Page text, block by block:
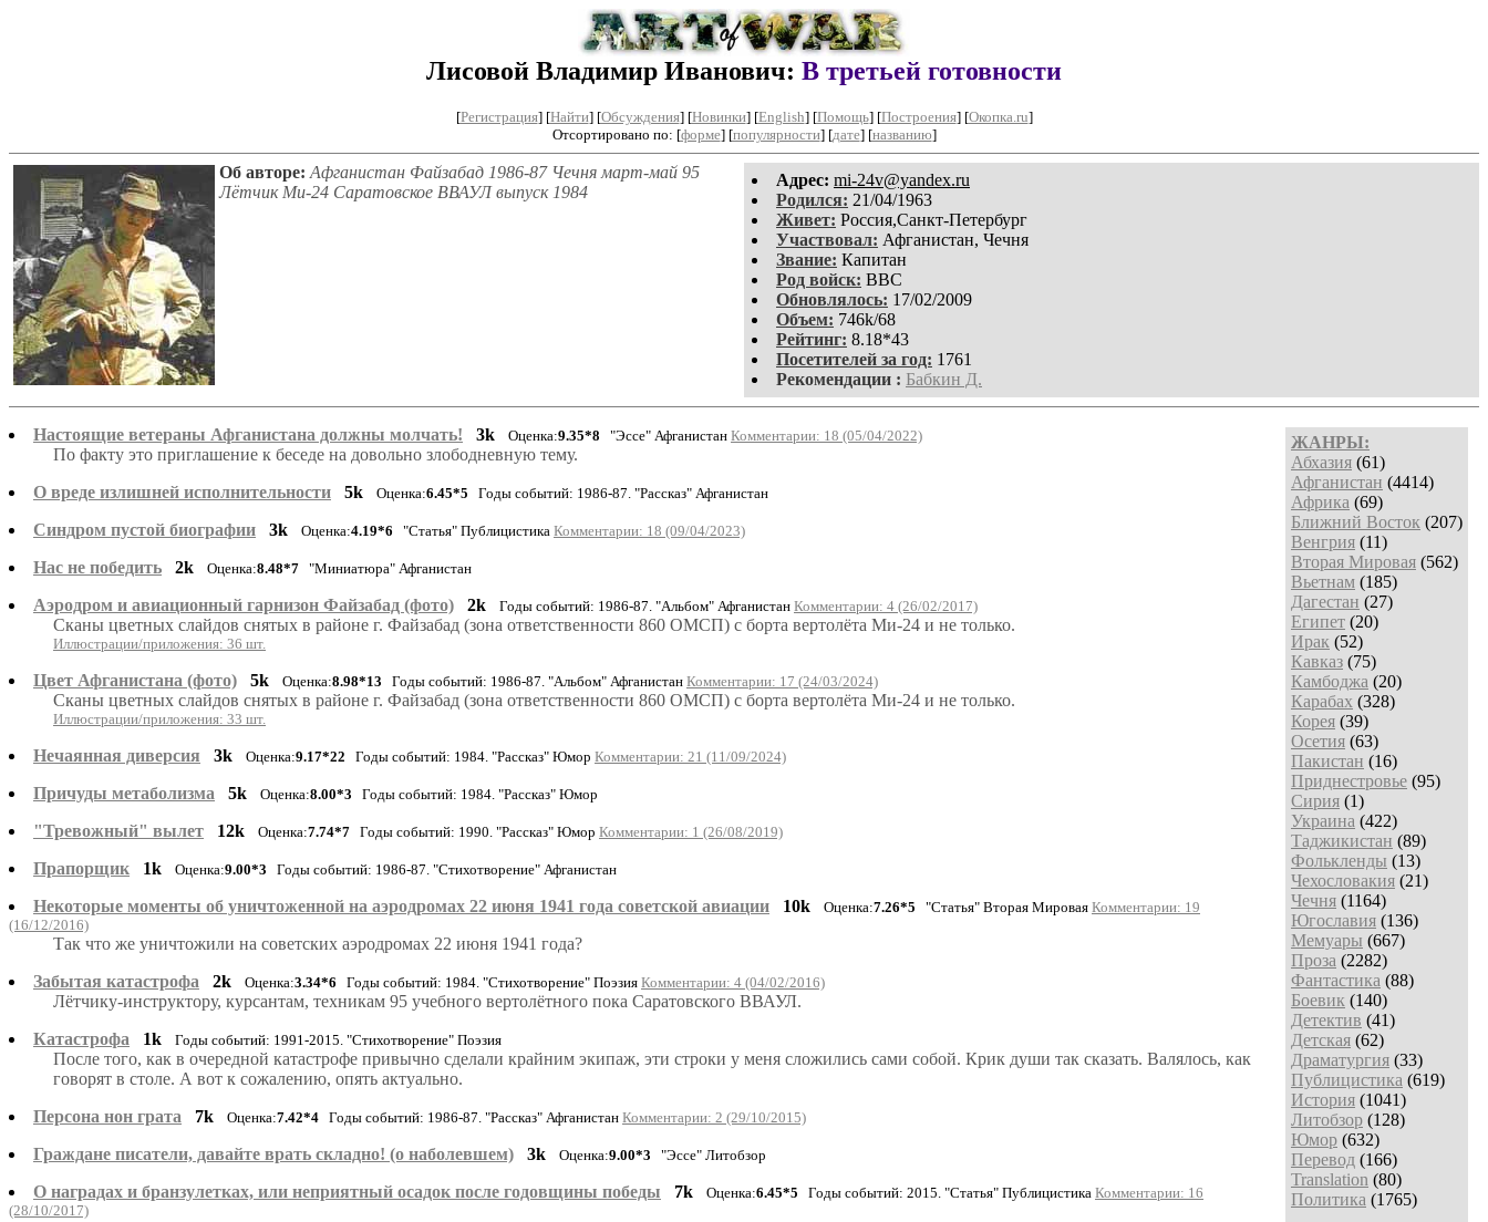
Лисовой Владимир Иванович: В третьей готовности
[Регистрация] [Найти] [Обсуждения] [Новинки] [English] [Помощь] [Построения] [Окопка.ru]
Отсортировано по: [форме] [популярности] [дате] [названию]
Aдpeс: mi-24v@yandex.ru
Родился: 21/04/1963
Живет: Россия,Санкт-Петербург
Участвовал: Афганистан, Чечня
Звание: Капитан
Род войск: ВВС
Обновлялось: 17/02/2009
Объем: 746k/68
Рейтинг: 8.18*43
Посетителей за год: 1761
Рекомендации : Бабкин Д.
Об авторе: Афганистан Файзабад 1986-87 Чечня март-май 95
Лётчик Ми-24 Саратовское ВВАУЛ выпуск 1984
ЖАНРЫ:
Абхазия (61)
Афганистан (4414)
Африка (69)
Ближний Восток (207)
Венгрия (11)
Вторая Мировая (562)
Вьетнам (185)
Дагестан (27)
Египет (20)
Ирак (52)
Кавказ (75)
Камбоджа (20)
Карабах (328)
Корея (39)
Осетия (63)
Пакистан (16)
Приднестровье (95)
Сирия (1)
Украина (422)
Таджикистан (89)
Фолькленды (13)
Чехословакия (21)
Чечня (1164)
Югославия (136)
Мемуары (667)
Проза (2282)
Фантастика (88)
Боевик (140)
Детектив (41)
Детская (62)
Драматургия (33)
Публицистика (619)
История (1041)
Литобзор (128)
Юмор (632)
Перевод (166)
Translation (80)
Политика (1765)
Настоящие ветераны Афганистана должны молчать! 3k Оценка:9.35*8 "Эссе" Афганистан Комментарии: 18 (05/04/2022)
По факту это приглашение к беседе на довольно злободневную тему.
О вреде излишней исполнительности
5k Оценка:6.45*5 Годы событий: 1986-87. "Рассказ" Афганистан
Синдром пустой биографии 3k Оценка:4.19*6 "Статья" Публицистика Комментарии: 18 (09/04/2023)
Нас не победить 2k Оценка:8.48*7 "Миниатюра" Афганистан
Аэродром и авиационный гарнизон Файзабад (фото) 2k Годы событий: 1986-87. "Альбом" Афганистан Комментарии: 4 (26/02/2017)
Сканы цветных слайдов снятых в районе г. Файзабад (зона ответственности 860 ОМСП) с борта вертолёта Ми-24 и не только.
Иллюстрации/приложения: 36 шт.
Цвет Афганистана (фото) 5k Оценка:8.98*13 Годы событий: 1986-87. "Альбом" Афганистан Комментарии: 17 (24/03/2024)
Сканы цветных слайдов снятых в районе г. Файзабад (зона ответственности 860 ОМСП) с борта вертолёта Ми-24 и не только.
Иллюстрации/приложения: 33 шт.
Нечаянная диверсия 3k Оценка:9.17*22 Годы событий: 1984. "Рассказ" Юмор Комментарии: 21 (11/09/2024)
Причуды метаболизма 5k Оценка:8.00*3 Годы событий: 1984. "Рассказ" Юмор
"Тревожный" вылет 12k Оценка:7.74*7 Годы событий: 1990. "Рассказ" Юмор Комментарии: 1 (26/08/2019)
Прапорщик 1k Оценка:9.00*3 Годы событий: 1986-87. "Стихотворение" Афганистан
Некоторые моменты об уничтоженной на аэродромах 22 июня 1941 года советской авиации 10k Оценка:7.26*5 "Статья" Вторая Мировая Комментарии: 19
(16/12/2016)
Так что же уничтожили на советских аэродромах 22 июня 1941 года?
Забытая катастрофа
2k Оценка:3.34*6 Годы событий: 1984. "Стихотворение" Поэзия Комментарии: 4 (04/02/2016)
Лётчику-инструктору, курсантам, техникам 95 учебного вертолётного пока Саратовского ВВАУЛ.
Катастрофа
1k Годы событий: 1991-2015. "Стихотворение" Поэзия
После того, как в очередной катастрофе привычно сделали крайним экипаж, эти строки у меня сложились сами собой. Крик души так сказать. Валялось, как
говорят в столе. А вот к сожалению, опять актуально.
Персона нон грата
7k Оценка:7.42*4 Годы событий: 1986-87. "Рассказ" Афганистан Комментарии: 2 (29/10/2015)
Граждане писатели, давайте врать складно! (о наболевшем) 3k Оценка:9.00*3 "Эссе" Литобзор
О наградах и бранзулетках, или неприятный осадок после годовщины победы 7k Оценка:6.45*5 Годы событий: 2015. "Статья" Публицистика Комментарии: 16
(28/10/2017)